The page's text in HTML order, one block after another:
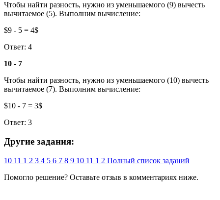
Чтобы найти разность, нужно из уменьшаемого (9) вычесть
вычитаемое (5). Выполним вычисление:
$9 - 5 = 4$
Ответ: 4
10 - 7
Чтобы найти разность, нужно из уменьшаемого (10) вычесть
вычитаемое (7). Выполним вычисление:
$10 - 7 = 3$
Ответ: 3
Другие задания:
10 11 1 2 3 4 5 6 7 8 9 10 11 1 2 Полный список заданий
Помогло решение? Оставьте отзыв в комментариях ниже.